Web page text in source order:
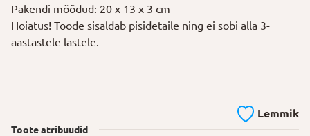
Pakendi mõõdud: 20 x 13 x 3 cm
Hoiatus! Toode sisaldab pisidetaile ning ei sobi alla 3-
aastastele lastele.
Lemmik
Toote atribuudid